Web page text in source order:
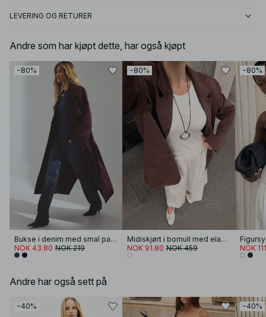
LEVERING OG RETURER
Andre som har kjøpt dette, har også kjøpt
−80%
Bukse i denim med smal passform og middels liv
NOK 43.80 NOK 219
−80%
Midiskjørt i bomull med elastisk liv
NOK 91.80 NOK 459
−80%
NOK
Andre har også sett på
−40% −40%